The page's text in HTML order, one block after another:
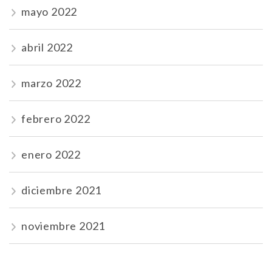
mayo 2022
abril 2022
marzo 2022
febrero 2022
enero 2022
diciembre 2021
noviembre 2021